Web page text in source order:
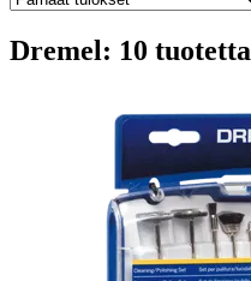
Dremel: 10 tuotetta